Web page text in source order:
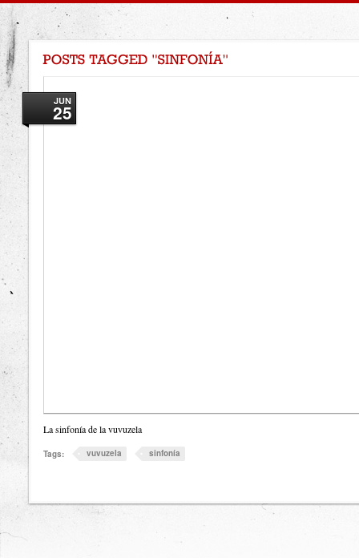
JUN
25
La sinfonía de la vuvuzela
Tags: vuvuzela sinfonía